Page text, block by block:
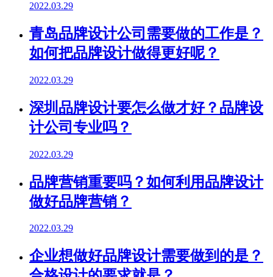
2022.03.29
青岛品牌设计公司需要做的工作是？
如何把品牌设计做得更好呢？
2022.03.29
深圳品牌设计要怎么做才好？品牌设
计公司专业吗？
2022.03.29
品牌营销重要吗？如何利用品牌设计
做好品牌营销？
2022.03.29
企业想做好品牌设计需要做到的是？